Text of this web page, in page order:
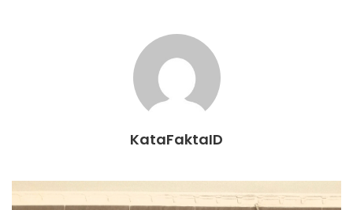
Terlebih pegawai yang dipecat tersebut banyak yang
mantan Polisi maupun dari circlepenegakan hukum yang
terbilang sudah berpengalaman.
Jenderal bintang dua itu menerangkan keinginan Kapolri
kebutuhan organisasi Polri ke depan.
KataFaktaID